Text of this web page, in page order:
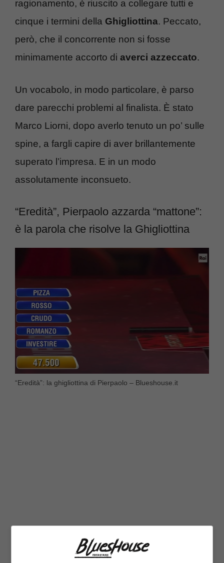
ragionamento, è riuscito a collegare tutti e
cinque i termini della Ghigliottina. Peccato,
però, che il concorrente non si fosse
minimamente accorto di averci azzeccato.
Un vocabolo, in modo particolare, è parso
dare parecchi problemi al finalista. È stato
Marco Liorni, dopo averlo tenuto un po’ sulle
spine, a fargli capire di aver brillantemente
superato l’impresa. E in un modo
assolutamente inconsueto.
“Eredità”, Pierpaolo azzarda “mattone”:
è la parola che risolve la Ghigliottina
“Eredità”: la ghigliottina di Pierpaolo – Blueshouse.it
Pizza, crudo, romanzo, rosso, investire.